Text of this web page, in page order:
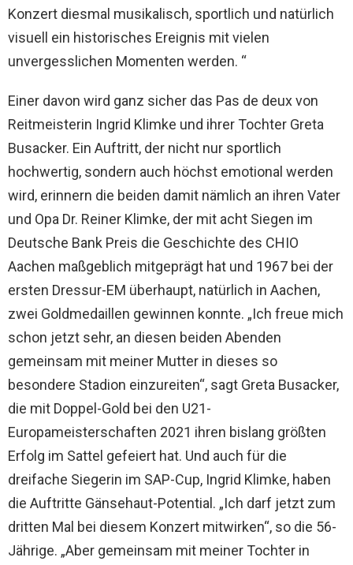
Konzert diesmal musikalisch, sportlich und natürlich
visuell ein historisches Ereignis mit vielen
unvergesslichen Momenten werden. “
Einer davon wird ganz sicher das Pas de deux von
Reitmeisterin Ingrid Klimke und ihrer Tochter Greta
Busacker. Ein Auftritt, der nicht nur sportlich
hochwertig, sondern auch höchst emotional werden
wird, erinnern die beiden damit nämlich an ihren Vater
und Opa Dr. Reiner Klimke, der mit acht Siegen im
Deutsche Bank Preis die Geschichte des CHIO
Aachen maßgeblich mitgeprägt hat und 1967 bei der
ersten Dressur-EM überhaupt, natürlich in Aachen,
zwei Goldmedaillen gewinnen konnte. „Ich freue mich
schon jetzt sehr, an diesen beiden Abenden
gemeinsam mit meiner Mutter in dieses so
besondere Stadion einzureiten“, sagt Greta Busacker,
die mit Doppel-Gold bei den U21-
Europameisterschaften 2021 ihren bislang größten
Erfolg im Sattel gefeiert hat. Und auch für die
dreifache Siegerin im SAP-Cup, Ingrid Klimke, haben
die Auftritte Gänsehaut-Potential. „Ich darf jetzt zum
dritten Mal bei diesem Konzert mitwirken“, so die 56-
Jährige. „Aber gemeinsam mit meiner Tochter in